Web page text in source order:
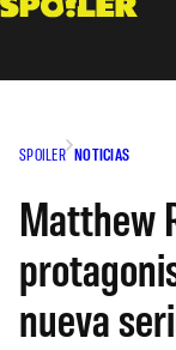
SPOILER NOTICIAS
Matthew
nueva